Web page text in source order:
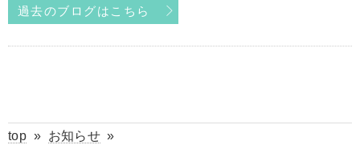
過去のブログはこちら
top» お知らせ»